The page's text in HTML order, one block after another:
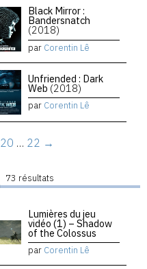
Black Mirror :
Bandersnatch
(2018)
par Corentin Lê
Unfriended : Dark
Web (2018)
par Corentin Lê
20 … 22 →
73 résultats
Lumières du jeu
vidéo (1) – Shadow
of the Colossus
par Corentin Lê